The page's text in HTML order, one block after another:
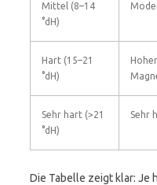
Mittel (8–14
°dH)
Hart (15–21
°dH)
Sehr hart (>21
°dH)
Sehr
Die Tabelle zeigt klar: Je